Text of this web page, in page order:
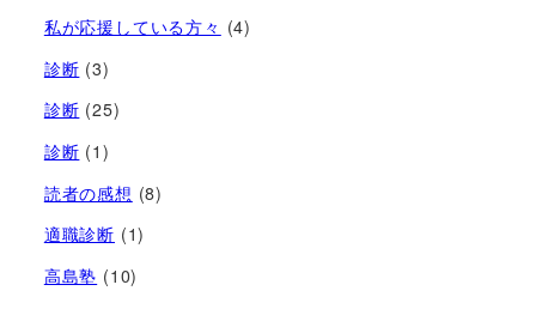
私が応援している方々 (4)
診断 (3)
診断 (25)
診断 (1)
読者の感想 (8)
適職診断 (1)
高島塾 (10)